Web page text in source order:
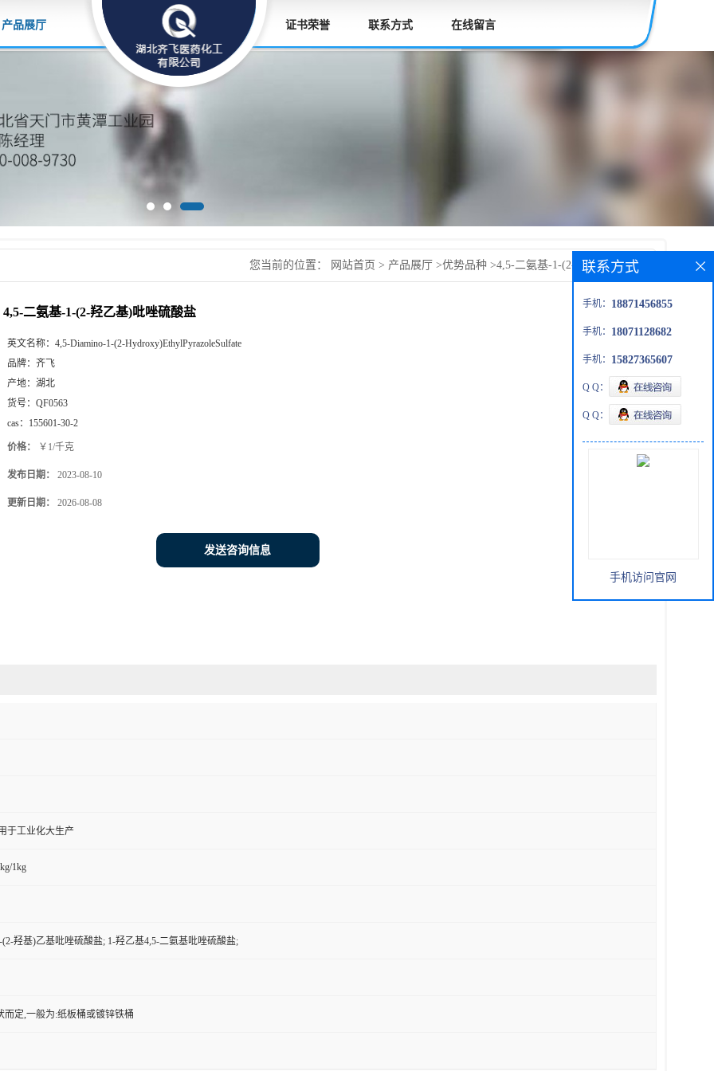
产品展厅 证书荣誉 联系方式 在线留言
您当前的位置： 网站首页 > 产品展厅 >优势品种 >4,5-二氨基-1-(2-羟乙基)吡唑硫
4,5-二氨基-1-(2-羟乙基)吡唑硫酸盐
英文名称： 4,5-Diamino-1-(2-Hydroxy)EthylPyrazoleSulfate
品牌： 齐飞
产地： 湖北
货号： QF0563
cas： 155601-30-2
价格： ￥1/千克
发布日期： 2023-08-10
更新日期： 2026-08-08
发送咨询信息
于工业化大生产
1kg
(2-羟基)乙基吡唑硫酸盐; 1-羟乙基4,5-二氨基吡唑硫酸盐;
而定,一般为:纸板桶或镀锌铁桶
联系方式
手机： 18871456855
手机： 18071128682
手机： 15827365607
Q Q：
Q Q：
手机访问官网